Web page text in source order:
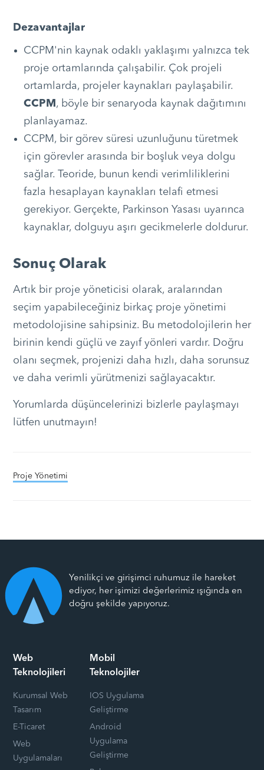
Dezavantajlar
CCPM'nin kaynak odaklı yaklaşımı yalnızca tek
proje ortamlarında çalışabilir. Çok projeli
ortamlarda, projeler kaynakları paylaşabilir.
CCPM , böyle bir senaryoda kaynak dağıtımını
planlayamaz.
CCPM, bir görev süresi uzunluğunu türetmek
için görevler arasında bir boşluk veya dolgu
sağlar. Teoride, bunun kendi verimliliklerini
fazla hesaplayan kaynakları telafi etmesi
gerekiyor. Gerçekte, Parkinson Yasası uyarınca
kaynaklar, dolguyu aşırı gecikmelerle doldurur.
Sonuç Olarak
Artık bir proje yöneticisi olarak, aralarından
seçim yapabileceğiniz birkaç proje yönetimi
metodolojisine sahipsiniz. Bu metodolojilerin her
birinin kendi güçlü ve zayıf yönleri vardır. Doğru
olanı seçmek, projenizi daha hızlı, daha sorunsuz
ve daha verimli yürütmenizi sağlayacaktır.
Yorumlarda düşüncelerinizi bizlerle paylaşmayı
lütfen unutmayın!
Proje Yönetimi
Yenilikçi ve girişimci ruhumuz ile hareket
ediyor, her işimizi değerlerimiz ışığında en
doğru şekilde yapıyoruz.
Web
Teknolojileri
Kurumsal Web
Tasarım
E-Ticaret
Web
Uygulamaları
Mobil
Teknolojiler
IOS Uygulama
Geliştirme
Android
Uygulama
Geliştirme